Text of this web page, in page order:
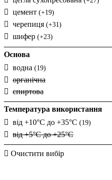
цемент (+19)
черепиця (+31)
шифер (+23)
Основа
водна (19)
органічна
спиртова
Температура використання
від +10°C до +35°C (19)
від +5°C до +25°C
Очистити вибір